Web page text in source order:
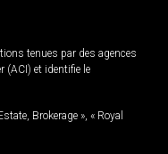
tenues par des agences
(ACI) et identifie le
Brokerage », « Royal